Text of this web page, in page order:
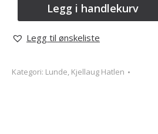
Legg i handlekurv
Legg til ønskeliste
Kategori: Lunde, Kjellaug Hatlen